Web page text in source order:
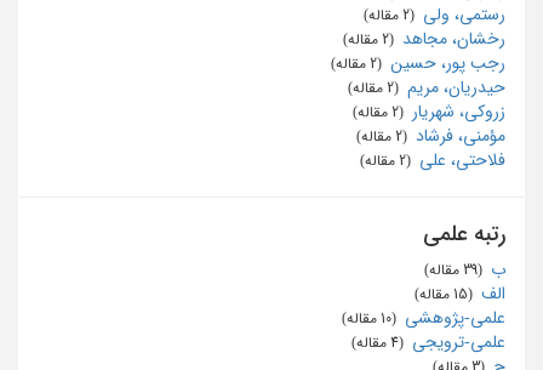
رستمی، ولی
رخشان، مجاهد
رجب پور، حسین
حیدریان، مریم
زروکی، شهریار
مؤمنی، فرشاد
فلاحتی، علی
رتبه علمی
ب
الف
علمی-پژوهشی
علمی-ترویجی
ج